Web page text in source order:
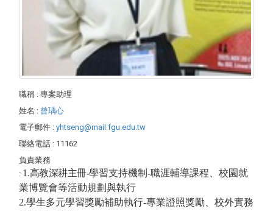
職稱 : 專案助理
姓名 : 曾瑀心
電子郵件 : yhtseng@mail.fgu.edu.tw
聯絡電話 : 11162
負責業務
: 1.高教深耕主冊-學習支持機制-職涯輔導課程、校園就
業博覽會等活動規劃與執行
2.學生多元學習獎勵補助執行-專業證照獎勵、校外實務